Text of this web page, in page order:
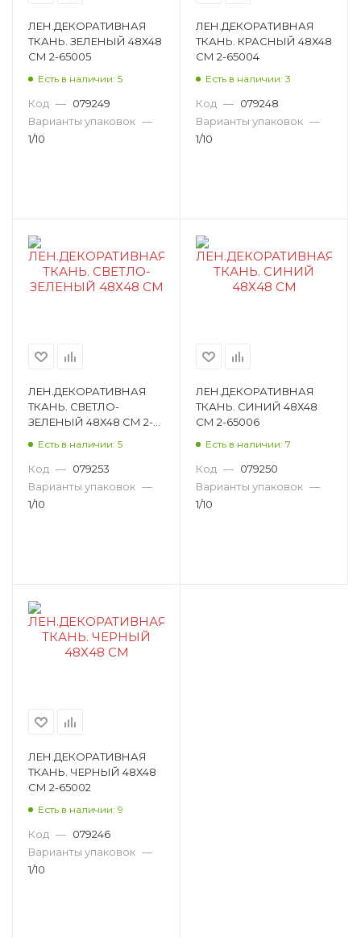
ЛЕН.ДЕКОРАТИВНАЯ
ТКАНЬ. ЗЕЛЕНЫЙ 48Х48
СМ 2-65005
Есть в наличии: 5
Код — 079249
Варианты упаковок —
1/10
ЛЕН.ДЕКОРАТИВНАЯ
ТКАНЬ. КРАСНЫЙ 48Х48
СМ 2-65004
Есть в наличии: 3
Код — 079248
Варианты упаковок —
1/10
ЛЕН.ДЕКОРАТИВНАЯ
ТКАНЬ. СВЕТЛО-
ЗЕЛЕНЫЙ 48Х48 СМ 2-
Есть в наличии: 5
Код — 079253
Варианты упаковок —
1/10
ЛЕН.ДЕКОРАТИВНАЯ
ТКАНЬ. СИНИЙ 48Х48
СМ 2-65006
Есть в наличии: 7
Код — 079250
Варианты упаковок —
1/10
ЛЕН.ДЕКОРАТИВНАЯ
ТКАНЬ. ЧЕРНЫЙ 48Х48
СМ 2-65002
Есть в наличии: 9
Код — 079246
Варианты упаковок —
1/10